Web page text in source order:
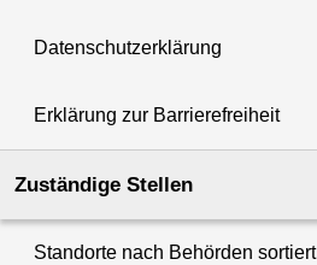
Datenschutzerklärung
Erklärung zur Barrierefreiheit
Zuständige Stellen
Standorte nach Behörden sortiert